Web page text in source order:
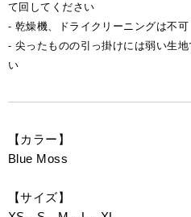
て回してください
- 乾燥機、ドライクリーニングは不可
- 尖ったものの引っ掛けには弱い生
い
【カラー】
Blue Moss
【サイズ】